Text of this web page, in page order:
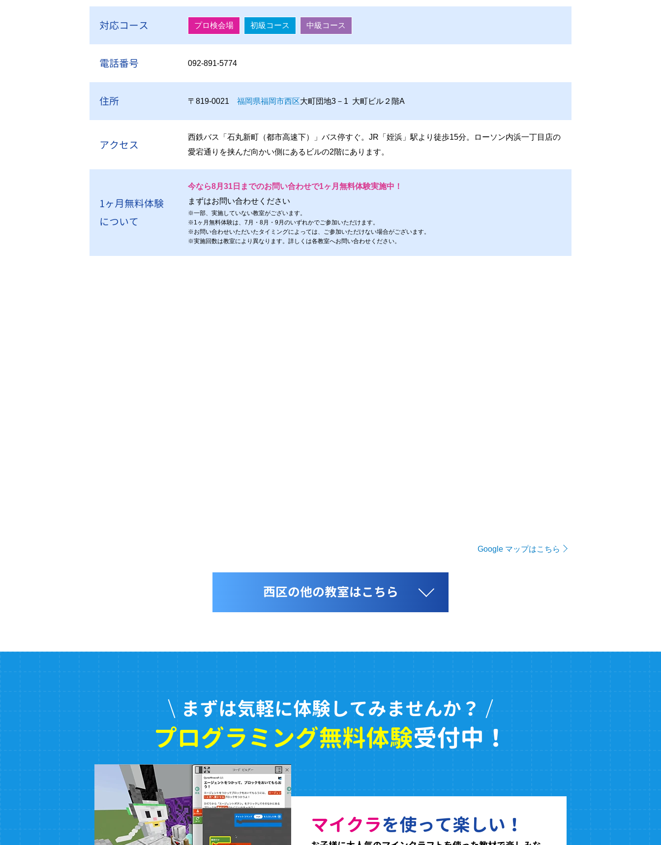
対応コース プロ検会場 初級コース 中級コース
電話番号 092-891-5774
住所 〒819-0021 福岡県福岡市西区大町団地3－1 大町ビル２階A
アクセス
西鉄バス「石丸新町（都市高速下）」バス停すぐ。JR「姪浜」駅より徒歩15分。ローソン内浜一丁目店の
愛宕通りを挟んだ向かい側にあるビルの2階にあります。
1ヶ月無料体験
について
今なら8月31日までのお問い合わせで1ヶ月無料体験実施中！
まずはお問い合わせください
※一部、実施していない教室がございます。
※1ヶ月無料体験は、7月・8月・9月のいずれかでご参加いただけます。
※お問い合わせいただいたタイミングによっては、ご参加いただけない場合がございます。
※実施回数は教室により異なります。詳しくは各教室へお問い合わせください。
Google マップはこちら
西区の他の教室はこちら
まずは気軽に体験してみませんか？
プログラミング無料体験受付中！
マイクラを使って楽しい！